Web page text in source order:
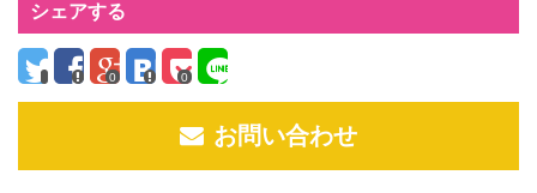
シェアする
0 0
お問い合わせ